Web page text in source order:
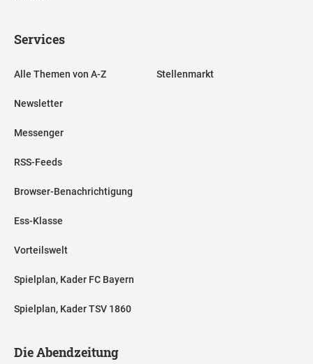
Services
Alle Themen von A-Z
Newsletter
Messenger
RSS-Feeds
Browser-Benachrichtigung
Ess-Klasse
Vorteilswelt
Spielplan, Kader FC Bayern
Spielplan, Kader TSV 1860
Stellenmarkt
Die Abendzeitung